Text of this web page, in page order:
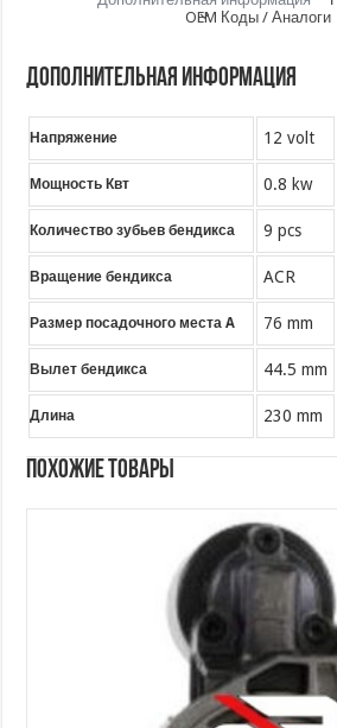
OEM Коды / Аналоги
Дополнительная информация
Напряжение 12 volt
Мощность Квт 0.8 kw
Количество зубьев бендикса 9 pcs
Вращение бендикса ACR
Размер посадочного места A 76 mm
Вылет бендикса 44.5 mm
Длина 230 mm
Похожие товары